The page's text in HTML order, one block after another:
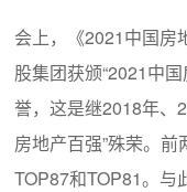
会上，《2021中国房
股集团获颁“2021中
誉，这是继2018年、
房地产百强”殊荣。
TOP87和TOP81。与